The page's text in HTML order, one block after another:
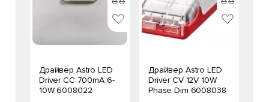
Драйвер Astro LED
Driver CC 700mA 6-
10W 6008022
Драйвер Astro LED
Driver CV 12V 10W
Phase Dim 6008038